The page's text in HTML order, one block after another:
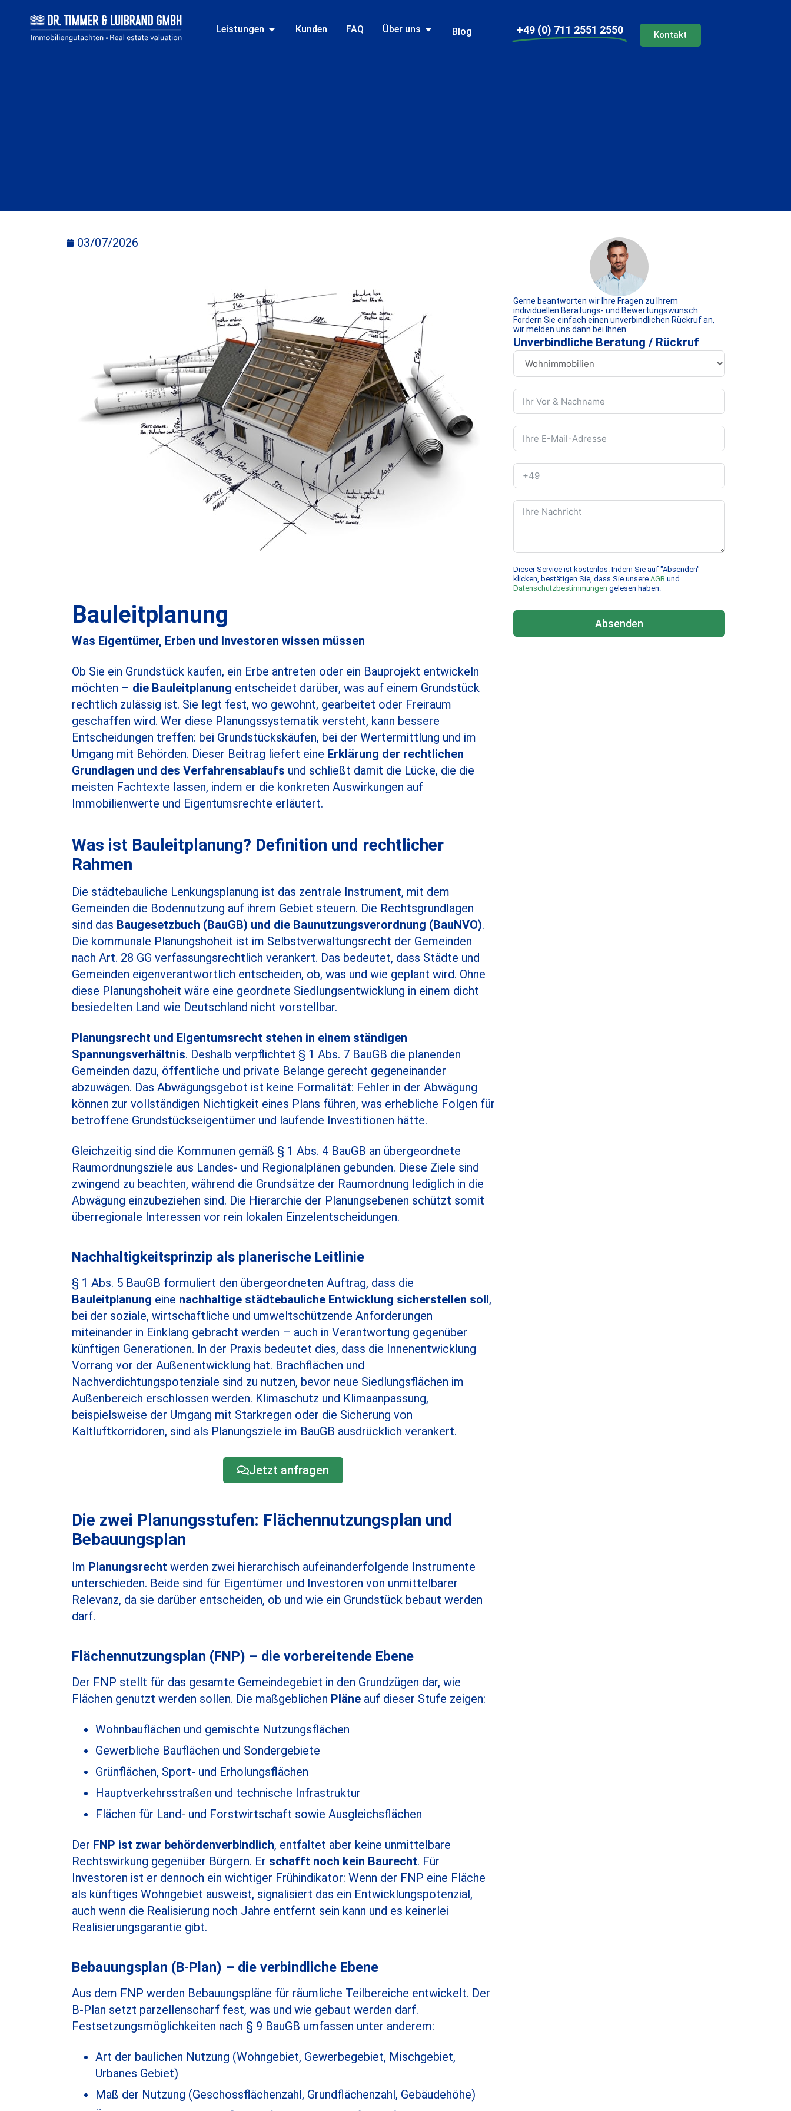
Leistungen Kunden FAQ Über uns Blog +49 (0) 711 2551 2550 Kontakt
Gerne beantworten wir Ihre Fragen zu Ihrem
individuellen Beratungs- und Bewertungswunsch.
Fordern Sie einfach einen unverbindlichen Rückruf an,
wir melden uns dann bei Ihnen.
Unverbindliche Beratung / Rückruf
Dieser Service ist kostenlos. Indem Sie auf "Absenden"
klicken, bestätigen Sie, dass Sie unsere AGB und
Datenschutzbestimmungen gelesen haben.
Absenden
03/07/2026
Bauleitplanung
Was Eigentümer, Erben und Investoren wissen müssen
Ob Sie ein Grundstück kaufen, ein Erbe antreten oder ein Bauprojekt entwickeln
möchten – die Bauleitplanung entscheidet darüber, was auf einem Grundstück
rechtlich zulässig ist. Sie legt fest, wo gewohnt, gearbeitet oder Freiraum
geschaffen wird. Wer diese Planungssystematik versteht, kann bessere
Entscheidungen treffen: bei Grundstückskäufen, bei der Wertermittlung und im
Umgang mit Behörden. Dieser Beitrag liefert eine Erklärung der rechtlichen
Grundlagen und des Verfahrensablaufs und schließt damit die Lücke, die die
meisten Fachtexte lassen, indem er die konkreten Auswirkungen auf
Immobilienwerte und Eigentumsrechte erläutert.
Was ist Bauleitplanung? Definition und rechtlicher
Rahmen
Die städtebauliche Lenkungsplanung ist das zentrale Instrument, mit dem
Gemeinden die Bodennutzung auf ihrem Gebiet steuern. Die Rechtsgrundlagen
sind das Baugesetzbuch (BauGB) und die Baunutzungsverordnung (BauNVO).
Die kommunale Planungshoheit ist im Selbstverwaltungsrecht der Gemeinden
nach Art. 28 GG verfassungsrechtlich verankert. Das bedeutet, dass Städte und
Gemeinden eigenverantwortlich entscheiden, ob, was und wie geplant wird. Ohne
diese Planungshoheit wäre eine geordnete Siedlungsentwicklung in einem dicht
besiedelten Land wie Deutschland nicht vorstellbar.
Planungsrecht und Eigentumsrecht stehen in einem ständigen
Spannungsverhältnis. Deshalb verpflichtet § 1 Abs. 7 BauGB die planenden
Gemeinden dazu, öffentliche und private Belange gerecht gegeneinander
abzuwägen. Das Abwägungsgebot ist keine Formalität: Fehler in der Abwägung
können zur vollständigen Nichtigkeit eines Plans führen, was erhebliche Folgen für
betroffene Grundstückseigentümer und laufende Investitionen hätte.
Gleichzeitig sind die Kommunen gemäß § 1 Abs. 4 BauGB an übergeordnete
Raumordnungsziele aus Landes- und Regionalplänen gebunden. Diese Ziele sind
zwingend zu beachten, während die Grundsätze der Raumordnung lediglich in die
Abwägung einzubeziehen sind. Die Hierarchie der Planungsebenen schützt somit
überregionale Interessen vor rein lokalen Einzelentscheidungen.
Nachhaltigkeitsprinzip als planerische Leitlinie
§ 1 Abs. 5 BauGB formuliert den übergeordneten Auftrag, dass die
Bauleitplanung eine nachhaltige städtebauliche Entwicklung sicherstellen soll,
bei der soziale, wirtschaftliche und umweltschützende Anforderungen
miteinander in Einklang gebracht werden – auch in Verantwortung gegenüber
künftigen Generationen. In der Praxis bedeutet dies, dass die Innenentwicklung
Vorrang vor der Außenentwicklung hat. Brachflächen und
Nachverdichtungspotenziale sind zu nutzen, bevor neue Siedlungsflächen im
Außenbereich erschlossen werden. Klimaschutz und Klimaanpassung,
beispielsweise der Umgang mit Starkregen oder die Sicherung von
Kaltluftkorridoren, sind als Planungsziele im BauGB ausdrücklich verankert.
Jetzt anfragen
Die zwei Planungsstufen: Flächennutzungsplan und
Bebauungsplan
Im Planungsrecht werden zwei hierarchisch aufeinanderfolgende Instrumente
unterschieden. Beide sind für Eigentümer und Investoren von unmittelbarer
Relevanz, da sie darüber entscheiden, ob und wie ein Grundstück bebaut werden
darf.
Flächennutzungsplan (FNP) – die vorbereitende Ebene
Der FNP stellt für das gesamte Gemeindegebiet in den Grundzügen dar, wie
Flächen genutzt werden sollen. Die maßgeblichen Pläne auf dieser Stufe zeigen:
Wohnbauflächen und gemischte Nutzungsflächen
Gewerbliche Bauflächen und Sondergebiete
Grünflächen, Sport- und Erholungsflächen
Hauptverkehrsstraßen und technische Infrastruktur
Flächen für Land- und Forstwirtschaft sowie Ausgleichsflächen
Der FNP ist zwar behördenverbindlich, entfaltet aber keine unmittelbare
Rechtswirkung gegenüber Bürgern. Er schafft noch kein Baurecht. Für
Investoren ist er dennoch ein wichtiger Frühindikator: Wenn der FNP eine Fläche
als künftiges Wohngebiet ausweist, signalisiert das ein Entwicklungspotenzial,
auch wenn die Realisierung noch Jahre entfernt sein kann und es keinerlei
Realisierungsgarantie gibt.
Bebauungsplan (B-Plan) – die verbindliche Ebene
Aus dem FNP werden Bebauungspläne für räumliche Teilbereiche entwickelt. Der
B-Plan setzt parzellenscharf fest, was und wie gebaut werden darf.
Festsetzungsmöglichkeiten nach § 9 BauGB umfassen unter anderem:
Art der baulichen Nutzung (Wohngebiet, Gewerbegebiet, Mischgebiet,
Urbanes Gebiet)
Maß der Nutzung (Geschossflächenzahl, Grundflächenzahl, Gebäudehöhe)